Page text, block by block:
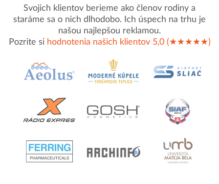
Svojich klientov berieme ako členov rodiny a
staráme sa o nich dlhodobo. Ich úspech na trhu je
našou najlepšou reklamou.
Pozrite si hodnotenia našich klientov 5,0 (★★★★★)